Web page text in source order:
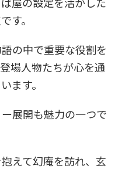
す。
の中で重要な役割を
場人物たちが心を通
ます。
展開も魅力の一つで
えて幻庵を訪れ、玄